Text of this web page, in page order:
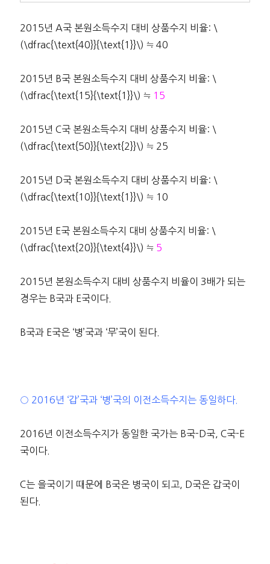
2015년 A국 본원소득수지 대비 상품수지 비율: \
(\dfrac{\text{40}}{\text{1}}\) ≒ 40
2015년 B국 본원소득수지 대비 상품수지 비율: \
(\dfrac{\text{15}{\text{1}}\) ≒ 15
2015년 C국 본원소득수지 대비 상품수지 비율: \
(\dfrac{\text{50}}{\text{2}}\) ≒ 25
2015년 D국 본원소득수지 대비 상품수지 비율: \
(\dfrac{\text{10}}{\text{1}}\) ≒ 10
2015년 E국 본원소득수지 대비 상품수지 비율: \
(\dfrac{\text{20}}{\text{4}}\) ≒ 5
2015년 본원소득수지 대비 상품수지 비율이 3배가 되는
경우는 B국과 E국이다.
B국과 E국은 ‘병’국과 ‘무’국이 된다.
○ 2016년 ‘갑’국과 ‘병’국의 이전소득수지는 동일하다.
2016년 이전소득수지가 동일한 국가는 B국-D국, C국-E
국이다.
C는 을국이기 때문에 B국은 병국이 되고, D국은 갑국이
된다.